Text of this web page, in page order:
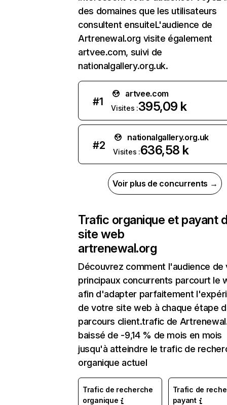
des domaines que les utilisateurs
consultent ensuiteL'audience de
Artrenewal.org visite également
artvee.com, suivi de
nationalgallery.org.uk.
#1
artvee.com
Visites :395,09 k
#2
nationalgallery.org.uk
Visites :636,58 k
Voir plus de concurrents →
Trafic organique et payant
site web
artrenewal.org
Découvrez comment l'audience de
principaux concurrents parcourt le
afin d'adapter parfaitement
de votre site web à chaque étape
parcours client.trafic de
baissé de -9,14 % de mois en mois
jusqu'à atteindre le trafic de
organique actuel
Trafic de recherche
organique
Trafic de
payant